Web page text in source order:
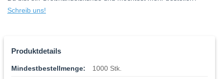
Schreib uns!
Produktdetails
Mindestbestellmenge: 1000 Stk.